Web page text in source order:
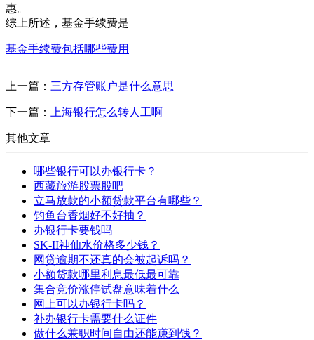
惠。
综上所述，基金手续费是
基金手续费包括哪些费用
上一篇： 三方存管账户是什么意思
下一篇： 上海银行怎么转人工啊
其他文章
哪些银行可以办银行卡？
西藏旅游股票股吧
立马放款的小额贷款平台有哪些？
钓鱼台香烟好不好抽？
办银行卡要钱吗
SK-II神仙水价格多少钱？
网贷逾期不还真的会被起诉吗？
小额贷款哪里利息最低最可靠
集合竞价涨停试盘意味着什么
网上可以办银行卡吗？
补办银行卡需要什么证件
做什么兼职时间自由还能赚到钱？